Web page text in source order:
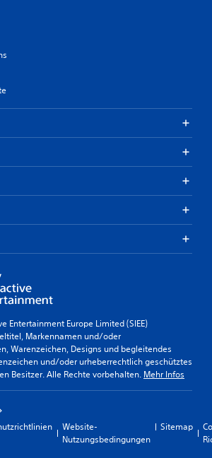
Entertainment Europe Limited (SIEE)
Markennamen und/oder
Warenzeichen, Designs und begleitendes
und/oder urheberrechtlich geschütztes
Besitzer. Alle Rechte vorbehalten. Mehr Infos
Website-
Nutzungsbedingungen
Sitemap